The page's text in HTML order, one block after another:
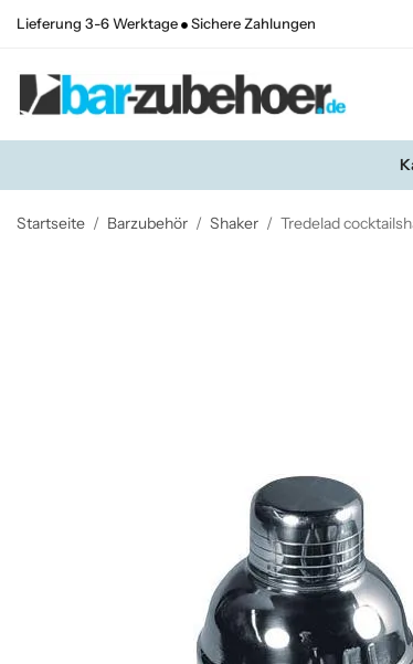
Lieferung 3-6 Werktage Sichere Zahlungen
Startseite / Barzubehör / Shaker / Tredelad